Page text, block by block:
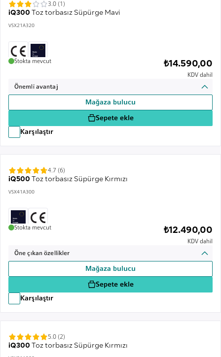
iQ300 Toz torbasız Süpürge Mavi
VSX21A320
3.0 (1)
Stokta mevcut ₺14.590,00
KDV dahil
Önemli avantaj
Mağaza bulucu
Sepete ekle
Karşılaştır
iQ500 Toz torbasız Süpürge Kırmızı
VSX41A300
4.7 (6)
Stokta mevcut ₺12.490,00
KDV dahil
Öne çıkan özellikler
Mağaza bulucu
Sepete ekle
Karşılaştır
iQ300 Toz torbasız Süpürge Kırmızı
5.0 (2)